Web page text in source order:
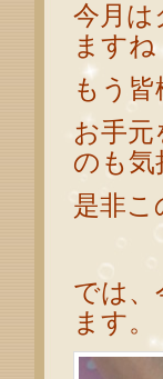
今月は
ますね
もう
お手
のも気
是非
では、
ます。